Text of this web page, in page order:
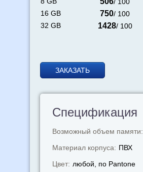
16 GB
750/ 100
32 GB
1428/ 100
ЗАКАЗАТЬ
Спецификация
Возможный объем памяти:
Материал корпуса: ПВХ
Цвет: любой, по Pantone